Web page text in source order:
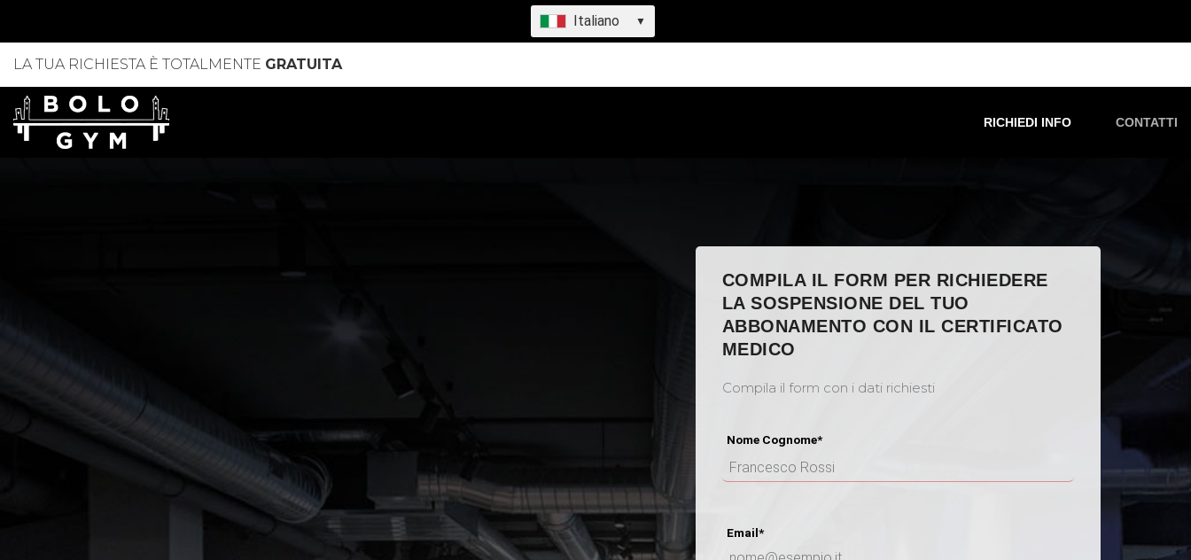
Italiano ▼
LA TUA RICHIESTA È TOTALMENTE GRATUITA
RICHIEDI INFO CONTATTI
COMPILA IL FORM PER RICHIEDERE
LA SOSPENSIONE DEL TUO
ABBONAMENTO CON IL CERTIFICATO
MEDICO
Compila il form con i dati richiesti
Nome Cognome*
Email*